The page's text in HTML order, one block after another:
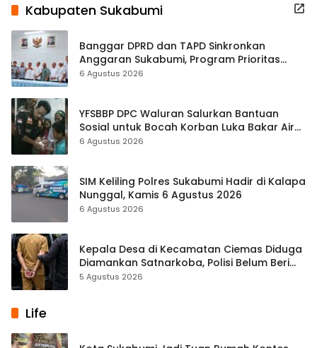
Kabupaten Sukabumi
Banggar DPRD dan TAPD Sinkronkan
Anggaran Sukabumi, Program Prioritas
hingga Pendapatan Dibahas
6 Agustus 2026
YFSBBP DPC Waluran Salurkan Bantuan
Sosial untuk Bocah Korban Luka Bakar Air
Panas
6 Agustus 2026
SIM Keliling Polres Sukabumi Hadir di Kalapa
Nunggal, Kamis 6 Agustus 2026
6 Agustus 2026
Kepala Desa di Kecamatan Ciemas Diduga
Diamankan Satnarkoba, Polisi Belum Beri
Penjelasan Resmi
5 Agustus 2026
Life